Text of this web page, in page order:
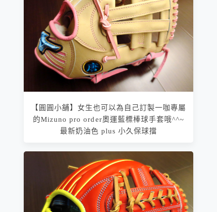
【圓圓小舖】女生也可以為自己訂製一咖專屬
的Mizuno pro order奧運藍標棒球手套哦^^~
最新奶油色 plus 小久保球擋